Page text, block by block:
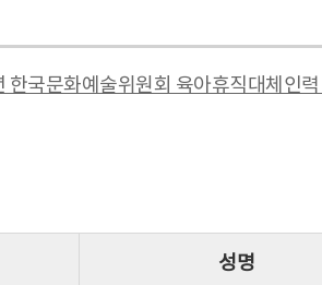
한국문화예술위원회 육아휴직대체인
성명